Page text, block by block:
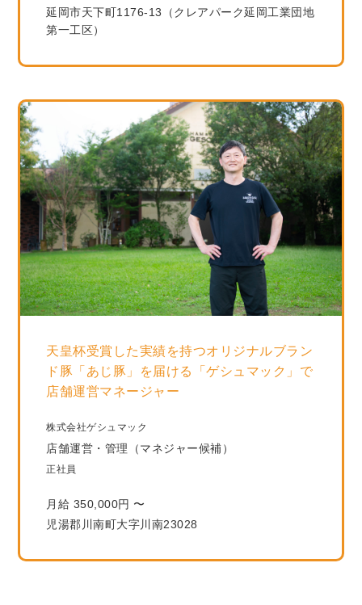
延岡市天下町1176-13（クレアパーク延岡工業団地
第一工区）
天皇杯受賞した実績を持つオリジナルブラン
ド豚「あじ豚」を届ける「ゲシュマック」で
店舗運営マネージャー
株式会社ゲシュマック
店舗運営・管理（マネジャー候補）
正社員
月給 350,000円 〜
児湯郡川南町大字川南23028